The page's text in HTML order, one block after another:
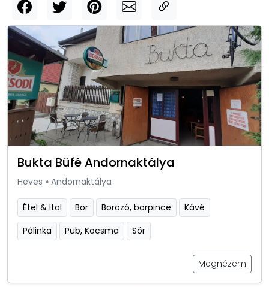
Bukta Büfé Andornaktálya
Heves » Andornaktálya
Étel & Ital Bor Borozó, borpince
Kávé
Pálinka
Pub, Kocsma Sör
Megnézem